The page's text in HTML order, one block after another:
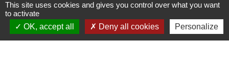
Contact
This site uses cookies and gives you control over what you want
to activate
OK, accept all
Deny all cookies Personalize